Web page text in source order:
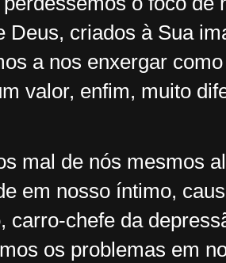
Deus, criados à Sua
a nos enxergar
valor, enfim, muito
mal de nós mesmos
em nosso íntimo,
carro-chefe da
os problemas em